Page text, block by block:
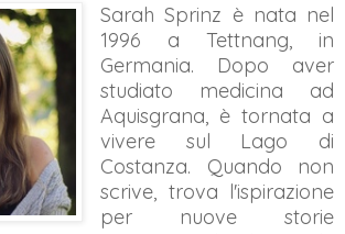
Sarah Sprinz è nata nel
1996 a Tettnang, in
Germania. Dopo aver
studiato medicina ad
Aquisgrana, è tornata a
vivere sul Lago di
Costanza. Quando non
scrive, trova l'ispirazione
per nuove storie